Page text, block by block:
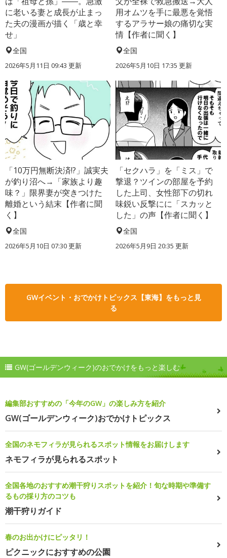
に老いる妻と成長が止まっ
た夫の漫画が描く「歳と幸
せ」
全国
2026年5月11日 09:43 更新
用オムツを手に最悪を覚悟
するアラサー娘の痛切な実
情【作者に聞く】
全国
2026年5月10日 17:35 更新
「10万円無断決済!?」誠実夫
が釣り沼へ→「家族より趣
味？」限界妻が突きつけた
離婚という結末【作者に聞
く】
全国
2026年5月10日 07:30 更新
「セクハラ」を「ミス」で
撃退？ツインの部屋を予約
した上司、女性部下の切れ
味鋭い反撃にに「スカッと
した」の声【作者に聞く】
全国
2026年5月9日 20:35 更新
GWイベント・おでかけトピックス【東海】をもっと見
る
GW(ゴールデンウィーク)のおでかけをもっと楽しむ
編集部おすすめの「今年のGW」の楽しみ方を紹介
GW(ゴールデンウィーク)おでかけトピックス
全国のネモフィラが見られるスポット情報をお届けします
ネモフィラが見られるスポット
全国各地のおすすめ潮干狩りスポットを紹介！旬な時期や準備す
るもの採り方のコツも
潮干狩りガイド
春のお出かけにピッタリ！
ピクニックにおすすめの公園